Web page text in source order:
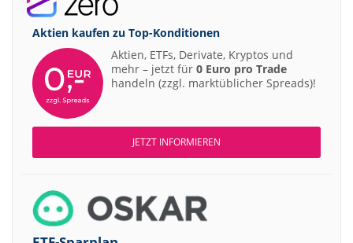
Aktien kaufen zu Top-Konditionen
Aktien, ETFs, Derivate, Kryptos und
mehr – jetzt für 0 Euro pro Trade
handeln (zzgl. marktüblicher Spreads)!
JETZT INFORMIEREN